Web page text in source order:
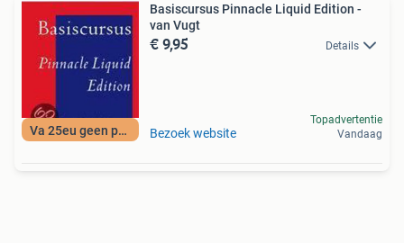
Va 25eu geen porto
Basiscursus Pinnacle Liquid Edition -
van Vugt
€ 9,95 Details
Bezoek website
Topadvertentie
Vandaag